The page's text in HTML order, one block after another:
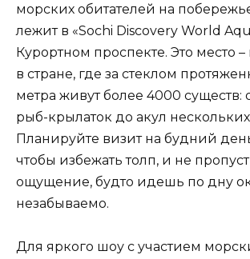
морских обитателей на
лежит в «Sochi Discovery World
Курортном проспекте. Это место
в стране, где за стеклом
метра живут более 4000 существ:
рыб-крылаток до акул
Планируйте визит на будний
чтобы избежать толп, и не
ощущение, будто идешь по дну
незабываемо.
Для яркого шоу с участием